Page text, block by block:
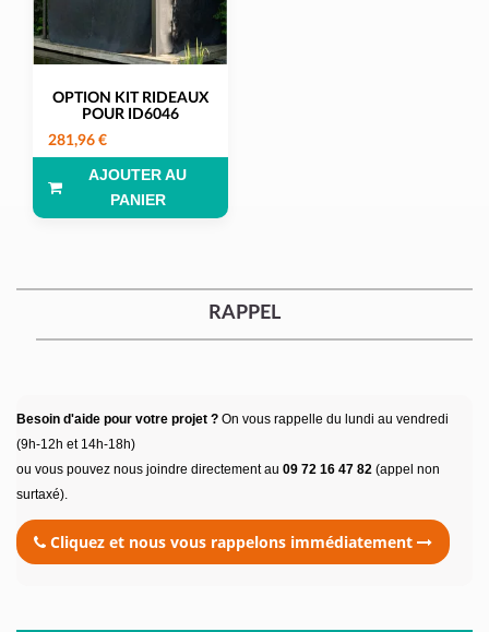
OPTION KIT RIDEAUX
POUR ID6046
281,96 €
AJOUTER AU
PANIER
RAPPEL
Besoin d'aide pour votre projet ? On vous rappelle du lundi au vendredi
(9h-12h et 14h-18h)
ou vous pouvez nous joindre directement au 09 72 16 47 82 (appel non
surtaxé).
Cliquez et nous vous rappelons immédiatement